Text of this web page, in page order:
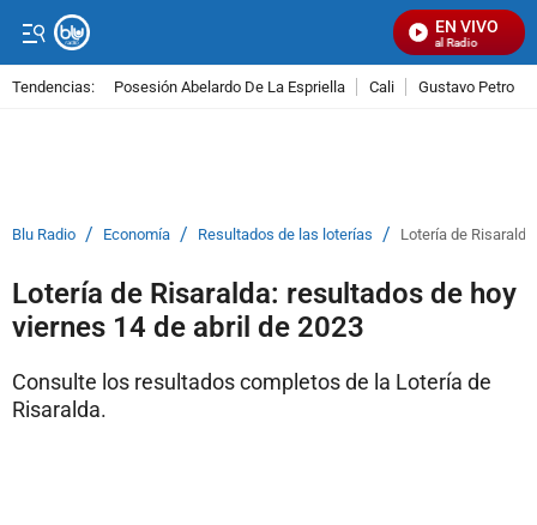
EN VIVO
Señal Visual Radio
Tendencias: Posesión Abelardo De La Espriella Cali Gustavo Petro
Blu Radio / Economía / Resultados de las loterías / Lotería de
Lotería de Risaralda: resultados de hoy
viernes 14 de abril de 2023
Consulte los resultados completos de la Lotería de
Risaralda.